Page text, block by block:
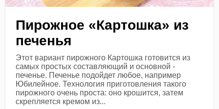
Пирожное «Картошка» из
печенья
Этот вариант пирожного Картошка готовится из
самых простых составляющий и основной -
печенье. Печенье подойдет любое, например
Юбилейное. Технология приготовления такого
пирожного очень проста: оно крошится, затем
скрепляется кремом из...